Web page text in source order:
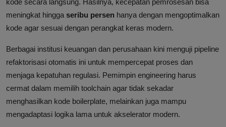
kode secara langsung. Hasilnya, kecepatan pemrosesan bisa
meningkat hingga seribu persen hanya dengan mengoptimalkan
kode agar sesuai dengan perangkat keras modern.
Berbagai institusi keuangan dan perusahaan kini menguji pipeline
refaktorisasi otomatis ini untuk mempercepat proses dan
menjaga kepatuhan regulasi. Pemimpin engineering harus
cermat dalam memilih toolchain agar tidak sekadar
menghasilkan kode boilerplate, melainkan juga mampu
mengadaptasi logika lama untuk akselerator modern.